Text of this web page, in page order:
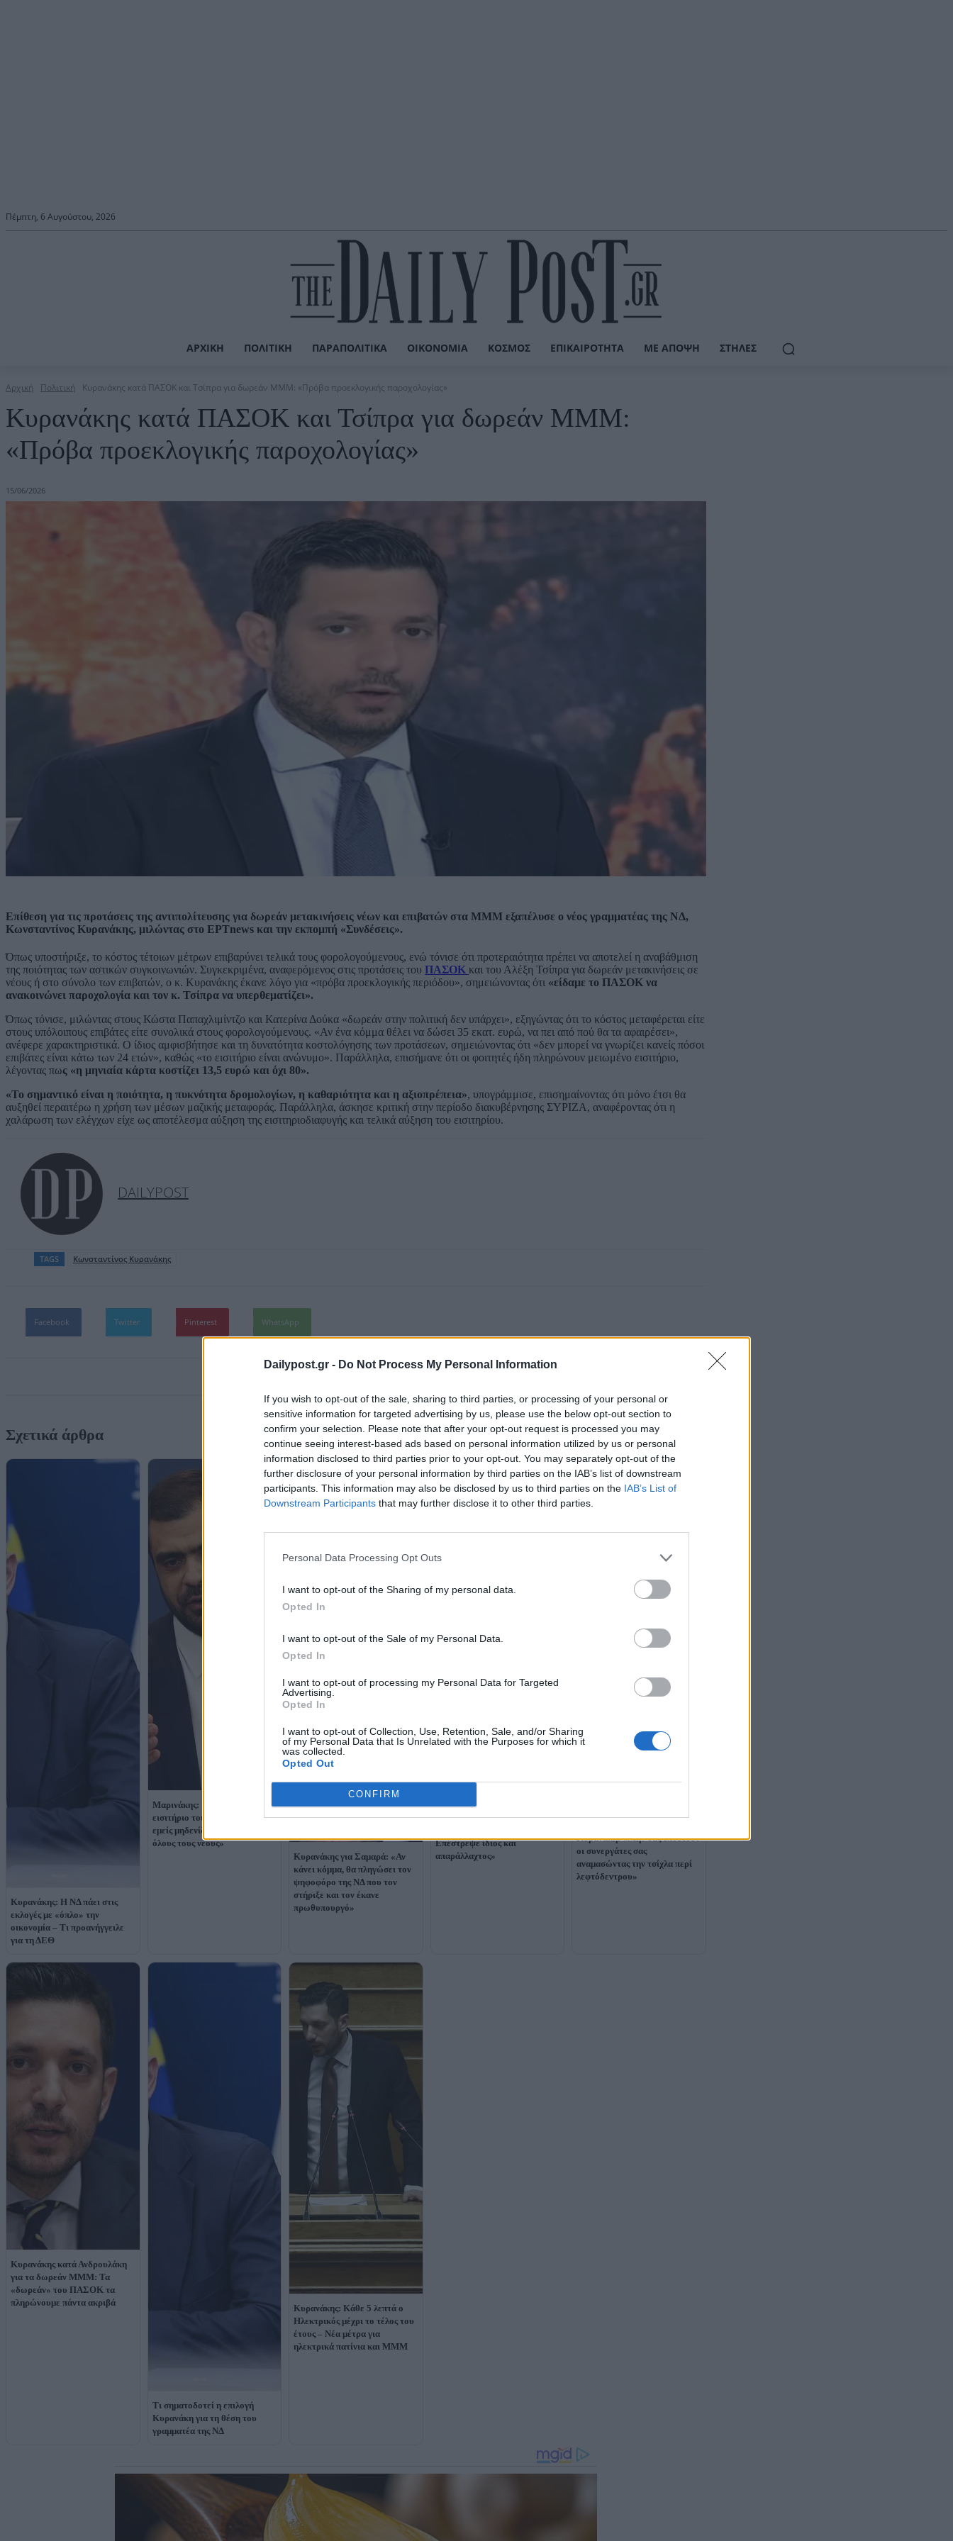
Dailypost.gr - Do Not Process My Personal Information
If you wish to opt-out of the sale, sharing to third parties, or processing of your personal or
sensitive information for targeted advertising by us, please use the below opt-out section to
confirm your selection. Please note that after your opt-out request is processed you may
continue seeing interest-based ads based on personal information utilized by us or personal
information disclosed to third parties prior to your opt-out. You may separately opt-out of the
further disclosure of your personal information by third parties on the IAB’s list of downstream
participants. This information may also be disclosed by us to third parties on the IAB’s List of
Downstream Participants that may further disclose it to other third parties.
Personal Data Processing Opt Outs
I want to opt-out of the Sharing of my personal data.
Opted In
I want to opt-out of the Sale of my Personal Data.
Opted In
I want to opt-out of processing my Personal Data for Targeted
Advertising.
Opted In
I want to opt-out of Collection, Use, Retention, Sale, and/or Sharing
of my Personal Data that Is Unrelated with the Purposes for which it
was collected.
Opted Out
CONFIRM
Πέμπτη, 6 Αυγούστου, 2026
ΑΡΧΙΚΉ ΠΟΛΙΤΙΚΉ ΠΑΡΑΠΟΛΙΤΙΚΆ ΟΙΚΟΝΟΜΊΑ ΚΌΣΜΟΣ ΕΠΙΚΑΙΡΌΤΗΤΑ ΜΕ ΆΠΟΨΗ ΣΤΉΛΕΣ
Αρχική Πολιτική Κυρανάκης κατά ΠΑΣΟΚ και Τσίπρα για δωρεάν ΜΜΜ: «Πρόβα προεκλογικής παροχολογίας»
Κυρανάκης κατά ΠΑΣΟΚ και Τσίπρα για δωρεάν ΜΜΜ:
«Πρόβα προεκλογικής παροχολογίας»
15/06/2026
Επίθεση για τις προτάσεις της αντιπολίτευσης για δωρεάν μετακινήσεις νέων και επιβατών στα ΜΜΜ εξαπέλυσε ο νέος γραμματέας της ΝΔ,
Κωνσταντίνος Κυρανάκης, μιλώντας στο ΕΡΤnews και την εκπομπή «Συνδέσεις».
Όπως υποστήριξε, το κόστος τέτοιων μέτρων επιβαρύνει τελικά τους φορολογούμενους, ενώ τόνισε ότι προτεραιότητα πρέπει να αποτελεί η αναβάθμιση
της ποιότητας των αστικών συγκοινωνιών. Συγκεκριμένα, αναφερόμενος στις προτάσεις του ΠΑΣΟΚ και του Αλέξη Τσίπρα για δωρεάν μετακινήσεις σε
νέους ή στο σύνολο των επιβατών, ο κ. Κυρανάκης έκανε λόγο για «πρόβα προεκλογικής περιόδου», σημειώνοντας ότι «είδαμε το ΠΑΣΟΚ να
ανακοινώνει παροχολογία και τον κ. Τσίπρα να υπερθεματίζει».
Όπως τόνισε, μιλώντας στους Κώστα Παπαχλιμίντζο και Κατερίνα Δούκα «δωρεάν στην πολιτική δεν υπάρχει», εξηγώντας ότι το κόστος μεταφέρεται είτε
στους υπόλοιπους επιβάτες είτε συνολικά στους φορολογούμενους. «Αν ένα κόμμα θέλει να δώσει 35 εκατ. ευρώ, να πει από πού θα τα αφαιρέσει»,
ανέφερε χαρακτηριστικά. Ο ίδιος αμφισβήτησε και τη δυνατότητα κοστολόγησης των προτάσεων, σημειώνοντας ότι «δεν μπορεί να γνωρίζει κανείς πόσοι
επιβάτες είναι κάτω των 24 ετών», καθώς «το εισιτήριο είναι ανώνυμο». Παράλληλα, επισήμανε ότι οι φοιτητές ήδη πληρώνουν μειωμένο εισιτήριο,
λέγοντας πως «η μηνιαία κάρτα κοστίζει 13,5 ευρώ και όχι 80».
«Το σημαντικό είναι η ποιότητα, η πυκνότητα δρομολογίων, η καθαριότητα και η αξιοπρέπεια», υπογράμμισε, επισημαίνοντας ότι μόνο έτσι θα
αυξηθεί περαιτέρω η χρήση των μέσων μαζικής μεταφοράς. Παράλληλα, άσκησε κριτική στην περίοδο διακυβέρνησης ΣΥΡΙΖΑ, αναφέροντας ότι η
χαλάρωση των ελέγχων είχε ως αποτέλεσμα αύξηση της εισιτηριοδιαφυγής και τελικά αύξηση του εισιτηρίου.
DAILYPOST
TAGS Κωνσταντίνος Κυρανάκης
Facebook Twitter Pinterest WhatsApp
Σχετικά άρθρα
Κυρανάκης: Η ΝΔ πάει στις
εκλογές με «όπλο» την
οικονομία – Τι προανήγγειλε
για τη ΔΕΘ
Μαρινάκης: «Για κάθε δωρεάν
εισιτήριο του Ανδρουλάκη,
εμείς μηδενίζουμε τον φόρο για
όλους τους νέους»
Κυρανάκης για Σαμαρά: «Αν
κάνει κόμμα, θα πληγώσει τον
ψηφοφόρο της ΝΔ που τον
στήριξε και τον έκανε
πρωθυπουργό»
Μαρινάκης για Τσίπρα: «Για
ακόμη μία φορά ακούμε δέσμη
Επέστρεψε ίδιος και
απαράλλαχτος»
Κυρανάκη: «Μην σας εκθέτουν
οι συνεργάτες σας
αναμασώντας την τσίχλα περί
λεφτόδεντρου»
Κυρανάκης κατά Ανδρουλάκη
για τα δωρεάν ΜΜΜ: Τα
«δωρεάν» του ΠΑΣΟΚ τα
πληρώνουμε πάντα ακριβά
Τι σηματοδοτεί η επιλογή
Κυρανάκη για τη θέση του
γραμματέα της ΝΔ
Κυρανάκης: Κάθε 5 λεπτά ο
Ηλεκτρικός μέχρι το τέλος του
έτους – Νέα μέτρα για
ηλεκτρικά πατίνια και ΜΜΜ